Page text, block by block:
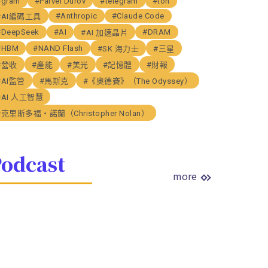
編碼工具
#Anthropic
#Claude Code
#AI #AI 加速晶片
#DRAM
#NAND Flash #SK 海力士
#三星
收
#產能 #美光 #記憶體
#財報
監管
#馬斯克
#《奧德賽》（The Odyssey）
人工智慧
里斯多福・諾蘭（Christopher Nolan）
more